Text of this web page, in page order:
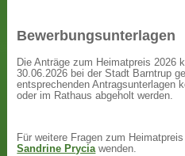
Bewerbungsunterlagen
Die Anträge zum Heimatpreis 2026
30.06.2026 bei der Stadt Barntrup
entsprechenden Antragsunterlagen
oder im Rathaus abgeholt werden.
Für weitere Fragen zum
Sandrine Prycia wenden.